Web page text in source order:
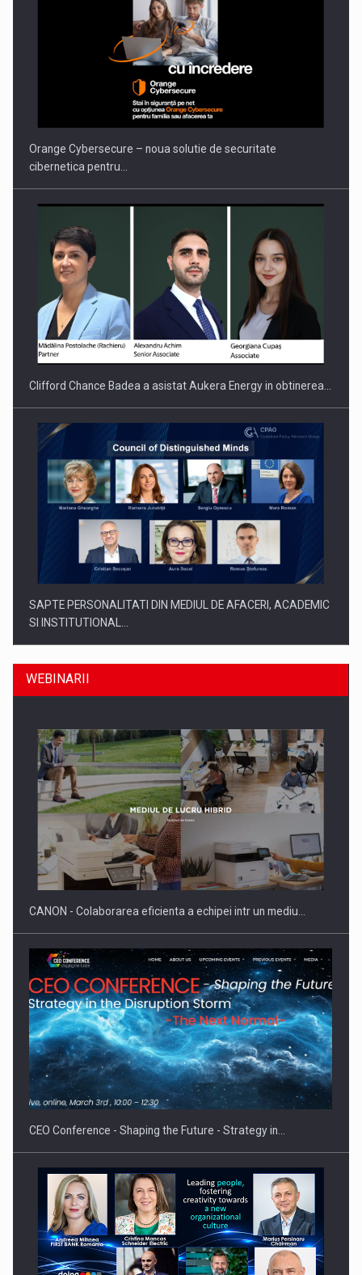
Orange Cybersecure – noua solutie de securitate
cibernetica pentru…
Clifford Chance Badea a asistat Aukera Energy in obtinerea…
SAPTE PERSONALITATI DIN MEDIUL DE AFACERI, ACADEMIC
SI INSTITUTIONAL…
SYCLEF isi consolideaza prezenta in Romania printr-o a
doua…
Fondul de investitii BoldMind si echipa de management a…
WEBINARII
CANON - Colaborarea eficienta a echipei intr un mediu…
CEO Conference - Shaping the Future - Strategy in…